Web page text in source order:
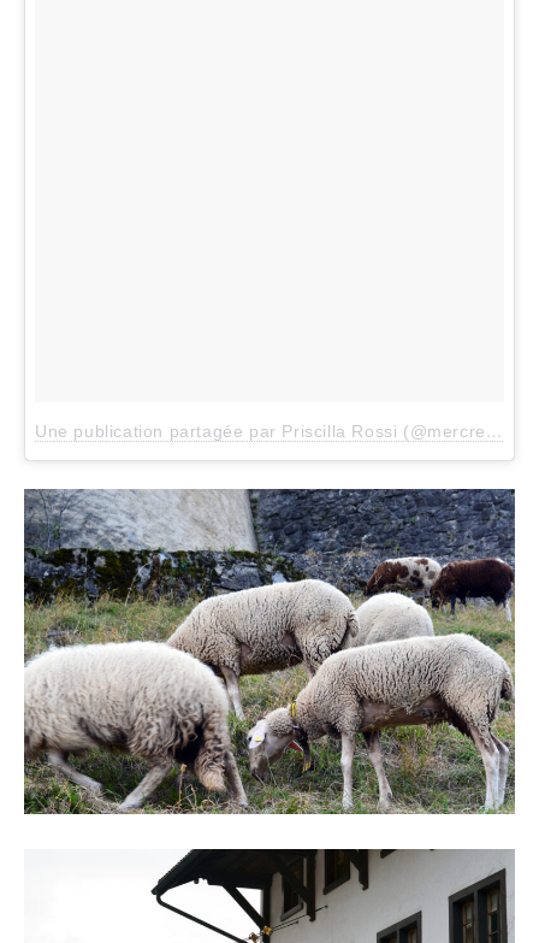
Une publication partagée par Priscilla Rossi (@mercredieblog)